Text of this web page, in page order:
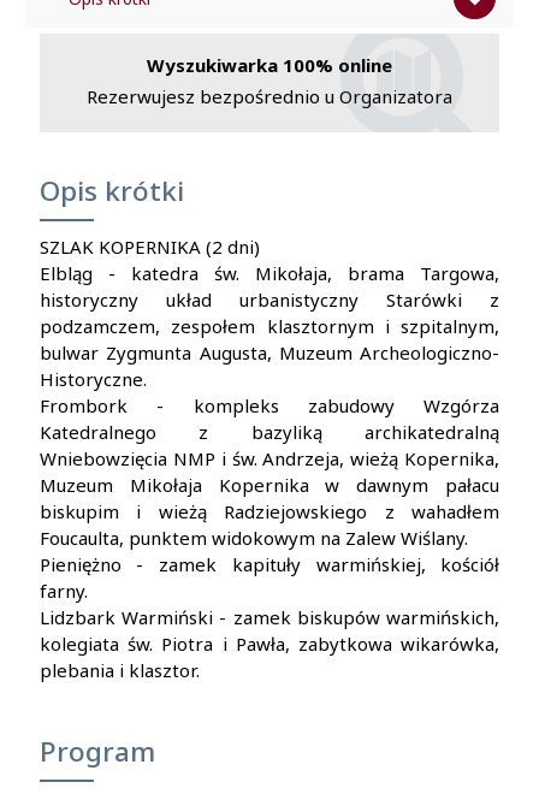
Wyszukiwarka 100% online
Rezerwujesz bezpośrednio u Organizatora
Opis krótki
SZLAK KOPERNIKA (2 dni)
Elbląg - katedra św. Mikołaja, brama Targowa,
historyczny układ urbanistyczny Starówki z
podzamczem, zespołem klasztornym i szpitalnym,
bulwar Zygmunta Augusta, Muzeum Archeologiczno-
Historyczne.
Frombork - kompleks zabudowy Wzgórza
Katedralnego z bazyliką archikatedralną
Wniebowzięcia NMP i św. Andrzeja, wieżą Kopernika,
Muzeum Mikołaja Kopernika w dawnym pałacu
biskupim i wieżą Radziejowskiego z wahadłem
Foucaulta, punktem widokowym na Zalew Wiślany.
Pieniężno - zamek kapituły warmińskiej, kościół
farny.
Lidzbark Warmiński - zamek biskupów warmińskich,
kolegiata św. Piotra i Pawła, zabytkowa wikarówka,
plebania i klasztor.
Program